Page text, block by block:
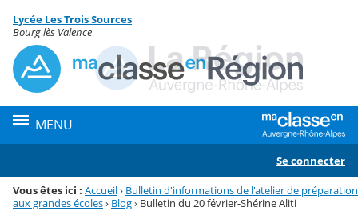
Menu de la rubrique
Contenu
Lycée Les Trois Sources
Bourg lès Valence
MENU
Se connecter
Vous êtes ici : Accueil› Bulletin d'informations de l'atelier de préparation
aux grandes écoles› Blog› Bulletin du 20 février-Shérine Aliti